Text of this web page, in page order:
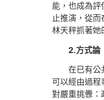
能，也成為評
止推演，從而
林天秤抓著她
2.方式論
在已有公
可以經由過程
對嚴重挑釁：